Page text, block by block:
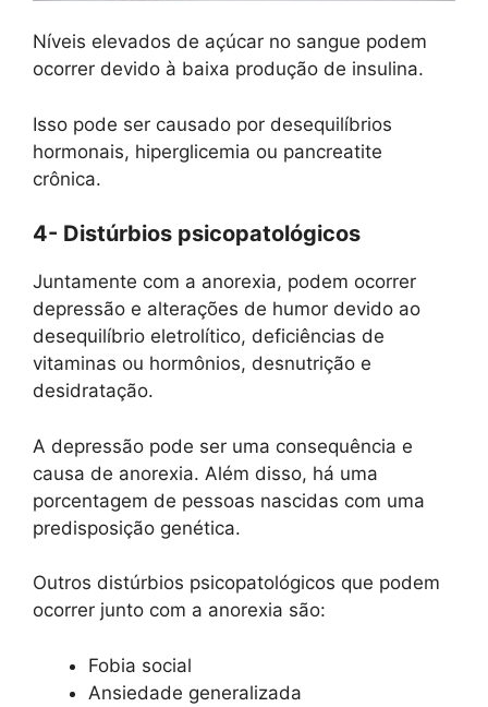
Níveis elevados de açúcar no sangue podem
ocorrer devido à baixa produção de insulina.
Isso pode ser causado por desequilíbrios
hormonais, hiperglicemia ou pancreatite
crônica.
4- Distúrbios psicopatológicos
Juntamente com a anorexia, podem ocorrer
depressão e alterações de humor devido ao
desequilíbrio eletrolítico, deficiências de
vitaminas ou hormônios, desnutrição e
desidratação.
A depressão pode ser uma consequência e
causa de anorexia. Além disso, há uma
porcentagem de pessoas nascidas com uma
predisposição genética.
Outros distúrbios psicopatológicos que podem
ocorrer junto com a anorexia são:
Fobia social
Ansiedade generalizada